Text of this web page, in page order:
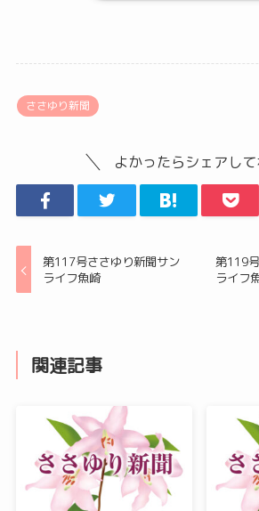
ささゆり新聞
よかったらシェアして
第117号ささゆり新聞サン
ライフ魚崎
第119
ライフ
関連記事